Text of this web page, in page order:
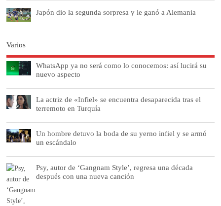
Japón dio la segunda sorpresa y le ganó a Alemania
Varios
WhatsApp ya no será como lo conocemos: así lucirá su
nuevo aspecto
La actriz de «Infiel» se encuentra desaparecida tras el
terremoto en Turquía
Un hombre detuvo la boda de su yerno infiel y se armó
un escándalo
Psy, autor de ‘Gangnam Style’, regresa una década
después con una nueva canción